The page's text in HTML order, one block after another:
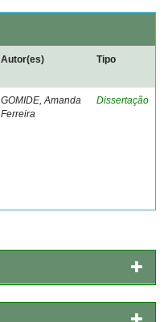
Autor(es) Tipo
GOMIDE, Amanda
Ferreira
Dissertação